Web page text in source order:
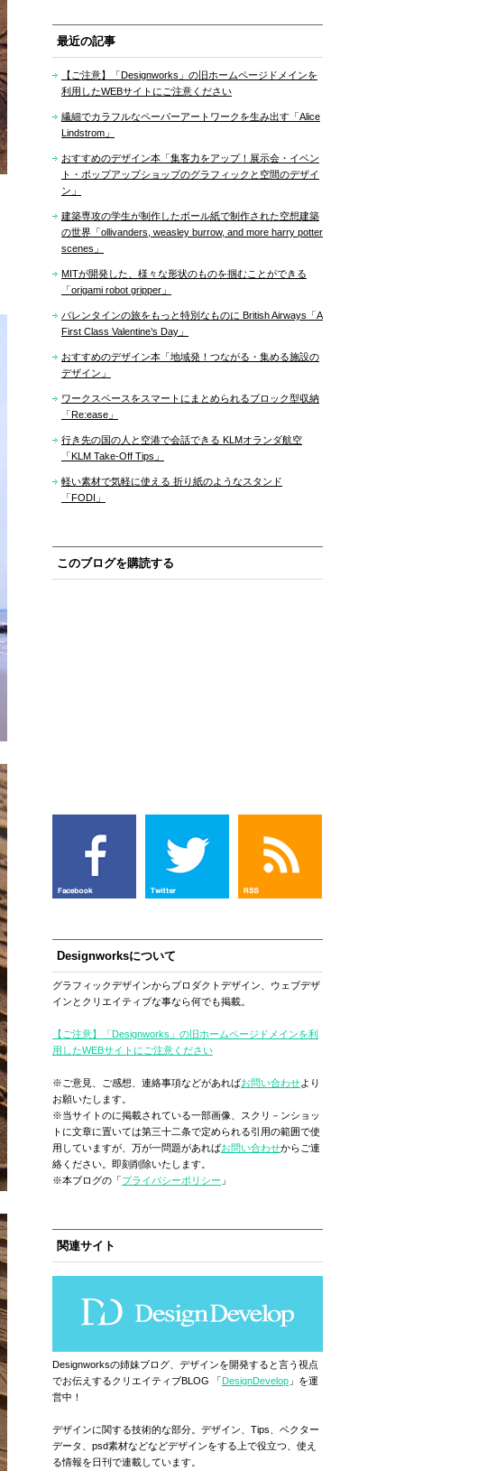
最近の記事
【ご注意】「Designworks」の旧ホームページドメインを
利用したWEBサイトにご注意ください
繊細でカラフルなペーパーアートワークを生み出す「Alice
Lindstrom」
おすすめのデザイン本「集客力をアップ！展示会・イベン
ト・ポップアップショップのグラフィックと空間のデザイ
ン」
建築専攻の学生が制作したボール紙で制作された空想建築
の世界「ollivanders, weasley burrow, and more harry potter
scenes」
MITが開発した、様々な形状のものを掴むことができる
「origami robot gripper」
バレンタインの旅をもっと特別なものに British Airways「A
First Class Valentine’s Day」
おすすめのデザイン本「地域発！つながる・集める施設の
デザイン」
ワークスペースをスマートにまとめられるブロック型収納
「Re:ease」
行き先の国の人と空港で会話できる KLMオランダ航空
「KLM Take-Off Tips」
軽い素材で気軽に使える 折り紙のようなスタンド
「FODI」
このブログを購読する
Designworksについて
グラフィックデザインからプロダクトデザイン、ウェブデザ
インとクリエイティブな事なら何でも掲載。
【ご注意】「Designworks」の旧ホームページドメインを利
用したWEBサイトにご注意ください
※ご意見、ご感想、連絡事項などがあればお問い合わせより
お願いたします。
※当サイトのに掲載されている一部画像、スクリ－ンショッ
トに文章に置いては第三十二条で定められる引用の範囲で使
用していますが、万が一問題があればお問い合わせからご連
絡ください。即刻削除いたします。
※本ブログの「プライバシーポリシー 」
関連サイト
Designworksの姉妹ブログ、デザインを開発すると言う視点
でお伝えするクリエイティブBLOG 「DesignDevelop 」を運
営中！
デザインに関する技術的な部分。デザイン、Tips、ベクター
データ、psd素材などなどデザインをする上で役立つ、使え
る情報を日刊で連載しています。